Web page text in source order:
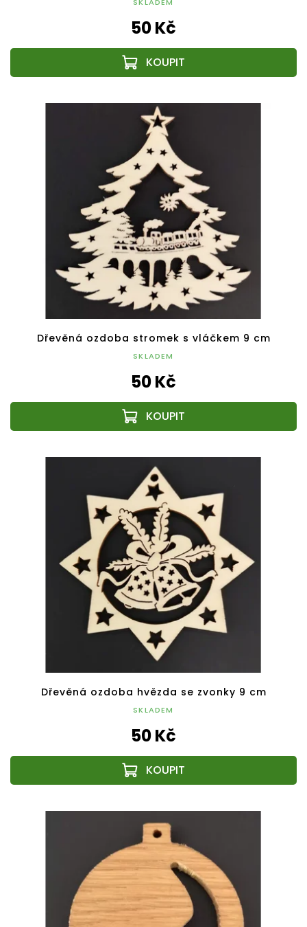
50 Kč
Dřevěná ozdoba stromek s vláčkem 9 cm
SKLADEM
50 Kč
Dřevěná ozdoba hvězda se zvonky 9 cm
SKLADEM
50 Kč